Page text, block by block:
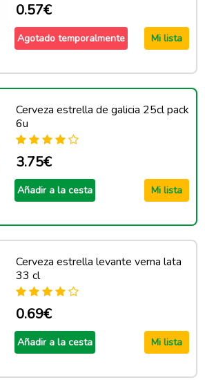
0.57€
Agotado temporalmente Mi lista
Cerveza estrella de galicia 25cl pack
6u
3.75€
Añadir a la cesta Mi lista
Cerveza estrella levante verna lata
33 cl
0.69€
Añadir a la cesta Mi lista